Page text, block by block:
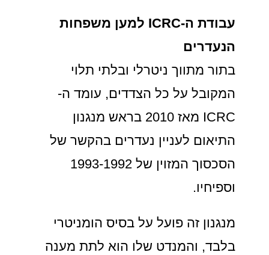
עבודת ה-ICRC למען משפחות
הנעדרים
בתור מתווך ניטרלי ובלתי תלוי
המקובל על כל הצדדים, עומד ה-
ICRC מאז 2010 בראש מנגנון
התיאום לעניין נעדרים בהקשר של
הסכסוך המזוין של 1993-1992
וספיחיו.
מנגנון זה פועל על בסיס הומניטרי
בלבד, והמנדט שלו הוא לתת מענה